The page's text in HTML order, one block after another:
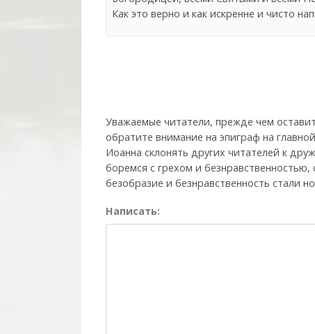
Как это верно и как искренне и чисто
Уважаемые читатели, прежде чем
обратите внимание на эпиграф на
Иоанна склонять других читателей к
боремся с грехом и
безобразие и безнравственность стали
Написать: